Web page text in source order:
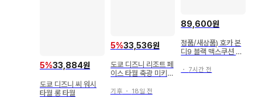
5%33,884원
도쿄 디즈니 씨 워시
타월 롱 타월
5%33,536원
도쿄 디즈니 리조트 페
이스 타월 축광 미키
기후・ 18일 전
89,600원
정품/새상품) 호카 본
디9 블랙 맥스쿠션 워
녀공용
・ 7시간 전